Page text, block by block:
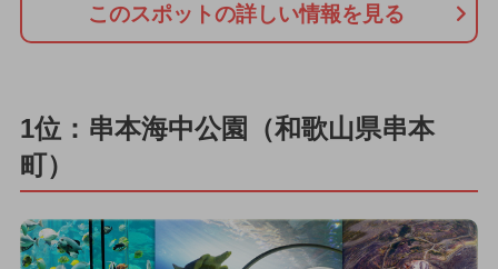
このスポットの詳しい情報を見る
1位：串本海中公園（和歌山県串本
町）